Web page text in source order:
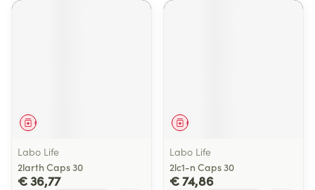
Geneesmiddel
Labo Life
2larth Caps 30
€ 36,77
Geneesmiddel
Labo Life
2lc1-n Caps 30
€ 74,86